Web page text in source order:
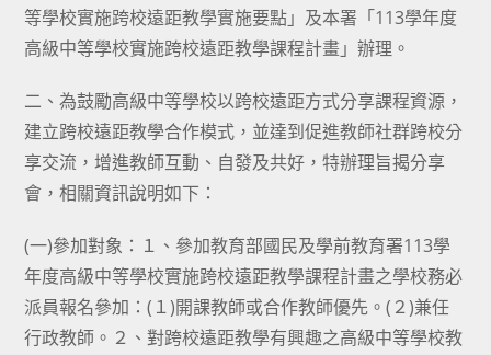
等學校實施跨校遠距教學實施要點」及本署「113學年度
高級中等學校實施跨校遠距教學課程計畫」辦理。
二、為鼓勵高級中等學校以跨校遠距方式分享課程資源，
建立跨校遠距教學合作模式，並達到促進教師社群跨校分
享交流，增進教師互動、自發及共好，特辦理旨揭分享
會，相關資訊說明如下：
(一)參加對象：１、參加教育部國民及學前教育署113學
年度高級中等學校實施跨校遠距教學課程計畫之學校務必
派員報名參加：(１)開課教師或合作教師優先。(２)兼任
行政教師。２、對跨校遠距教學有興趣之高級中等學校教